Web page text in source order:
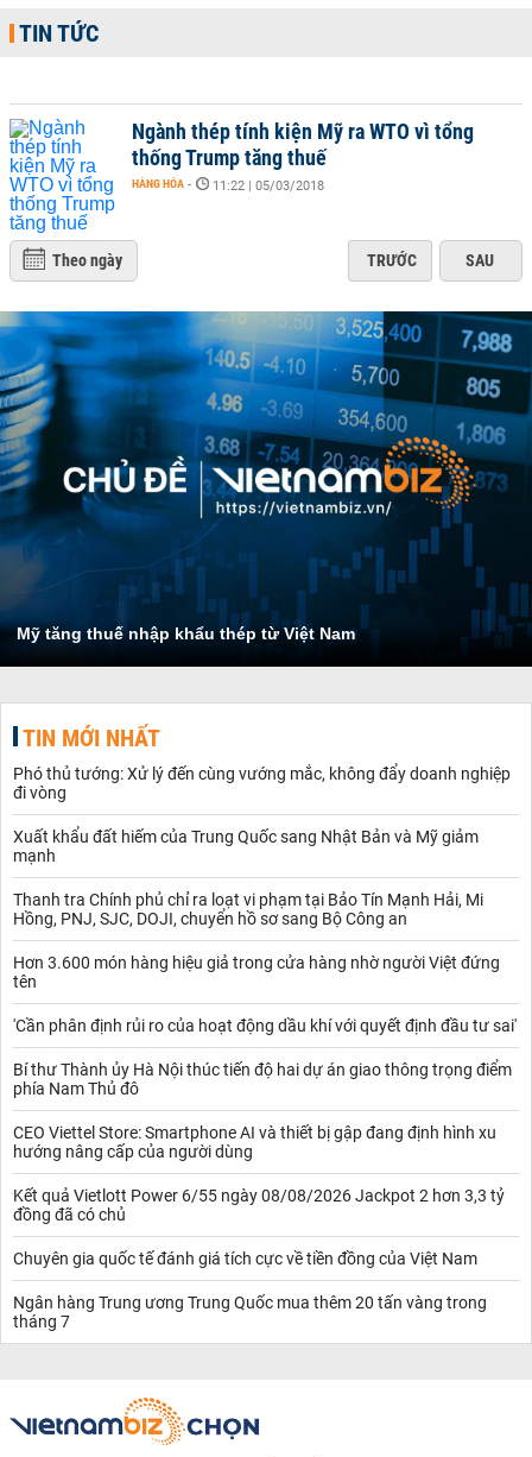
TIN TỨC
Ngành thép tính kiện Mỹ ra WTO vì tổng
thống Trump tăng thuế
HÀNG HÓA - 11:22 | 05/03/2018
Theo ngày TRƯỚC SAU
Mỹ tăng thuế nhập khẩu thép từ Việt Nam
TIN MỚI NHẤT
Phó thủ tướng: Xử lý đến cùng vướng mắc, không đẩy doanh nghiệp
đi vòng
Xuất khẩu đất hiếm của Trung Quốc sang Nhật Bản và Mỹ giảm
mạnh
Thanh tra Chính phủ chỉ ra loạt vi phạm tại Bảo Tín Mạnh Hải, Mi
Hồng, PNJ, SJC, DOJI, chuyển hồ sơ sang Bộ Công an
Hơn 3.600 món hàng hiệu giả trong cửa hàng nhờ người Việt đứng
tên
'Cần phân định rủi ro của hoạt động dầu khí với quyết định đầu tư sai'
Bí thư Thành ủy Hà Nội thúc tiến độ hai dự án giao thông trọng điểm
phía Nam Thủ đô
CEO Viettel Store: Smartphone AI và thiết bị gập đang định hình xu
hướng nâng cấp của người dùng
Kết quả Vietlott Power 6/55 ngày 08/08/2026 Jackpot 2 hơn 3,3 tỷ
đồng đã có chủ
Chuyên gia quốc tế đánh giá tích cực về tiền đồng của Việt Nam
Ngân hàng Trung ương Trung Quốc mua thêm 20 tấn vàng trong
tháng 7